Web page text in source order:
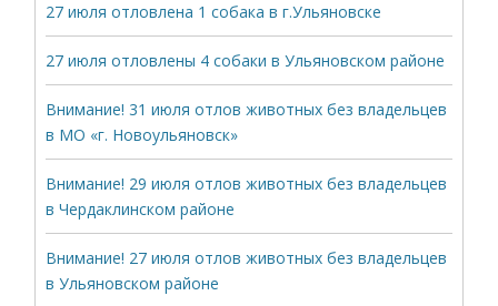
27 июля отловлена 1 собака в г.Ульяновске
27 июля отловлены 4 собаки в Ульяновском районе
Внимание! 31 июля отлов животных без владельцев
в МО «г. Новоульяновск»
Внимание! 29 июля отлов животных без владельцев
в Чердаклинском районе
Внимание! 27 июля отлов животных без владельцев
в Ульяновском районе